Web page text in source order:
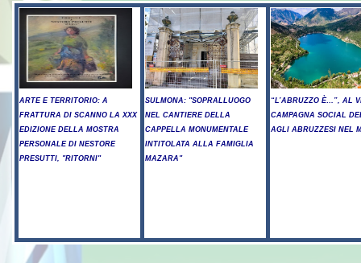
ARTE E TERRITORIO: A
FRATTURA DI SCANNO LA XXX
EDIZIONE DELLA MOSTRA
PERSONALE DI NESTORE
PRESUTTI, "RITORNI"
SULMONA: "SOPRALLUOGO
NEL CANTIERE DELLA
CAPPELLA MONUMENTALE
INTITOLATA ALLA FAMIGLIA
MAZARA"
“L’ABRUZZO È…”, AL
CAMPAGNA SOCIAL
AGLI ABRUZZESI NEL